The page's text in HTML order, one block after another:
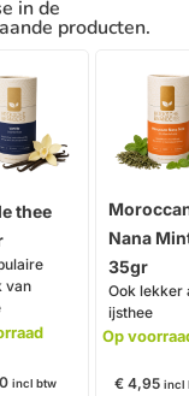
in de
producten.
thee
van
incl btw
Nana
35gr
Ook lekker
ijsthee
Op
€4,95 incl